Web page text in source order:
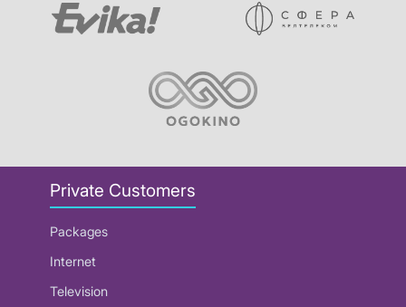
Private Customers
Packages
Internet
Television